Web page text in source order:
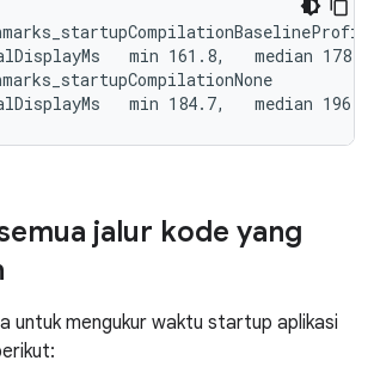
min 161.8,   median
min 184.7,   median
jalur kode yang
untuk mengukur waktu startup aplikasi